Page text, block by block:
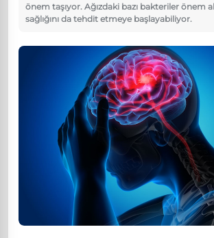
önem taşıyor. Ağızdaki bazı bakteriler önem
sağlığını da tehdit etmeye başlayabiliyor.